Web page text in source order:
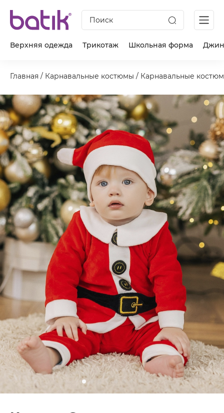
Поиск
Верхняя одежда Трикотаж Школьная форма
Главная / Карнавальные костюмы / Карнавальные